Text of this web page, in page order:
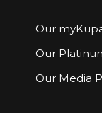
Our
Our
Our Media